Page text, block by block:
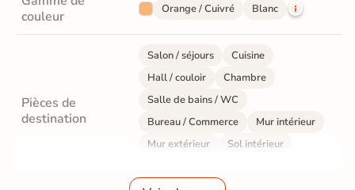
couleur
Orange / Cuivré Blanc
Pièces de
destination
Salon / séjours
Cuisine
Hall / couloir
Chambre
Salle de bains / WC
Bureau / Commerce
Mur intérieur
Mur extérieur
Sol intérieur